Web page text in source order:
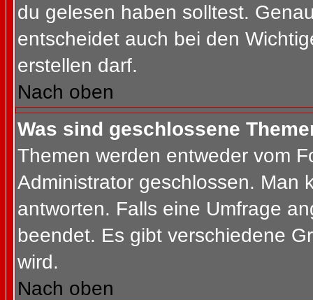
du gelesen haben solltest.
entscheidet auch bei den
erstellen darf.
Nach oben
Was sind geschlossene
Themen werden entweder vom
Administrator geschlossen. Man
antworten. Falls eine Umfrage
beendet. Es gibt verschiedene
wird.
Nach oben